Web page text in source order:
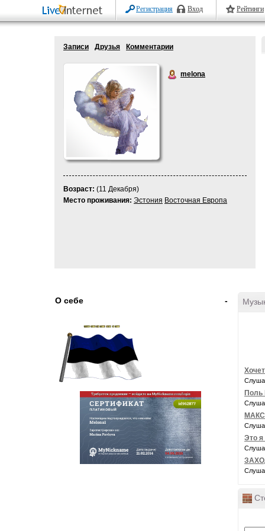
Регистрация Вход Рейтинги
Записи Друзья Комментарии
melona
Возраст: (11 Декабря)
Место проживания: Эстония Восточная Европа
-
О себе
Поль
Это я